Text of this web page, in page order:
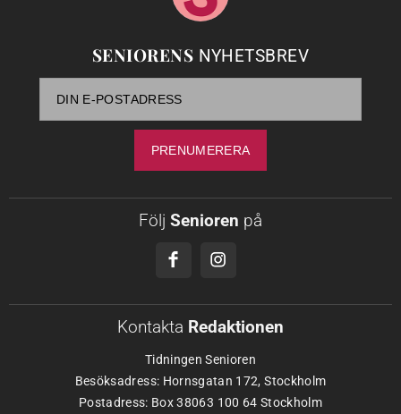
SENIORENS NYHETSBREV
Följ Senioren på
Kontakta Redaktionen
Tidningen Senioren
Besöksadress: Hornsgatan 172, Stockholm
Postadress: Box 38063 100 64 Stockholm